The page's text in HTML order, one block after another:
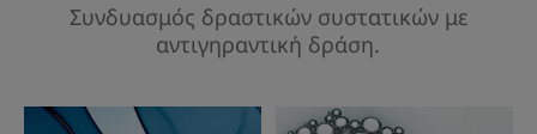
Συνδυασμός δραστικών συστατικών με
αντιγηραντική δράση.